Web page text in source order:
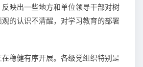
映出一些地方和单位领导干部对树
的认识不清醒，对学习教育的部署
稳健有序开展。各级党组织特别是